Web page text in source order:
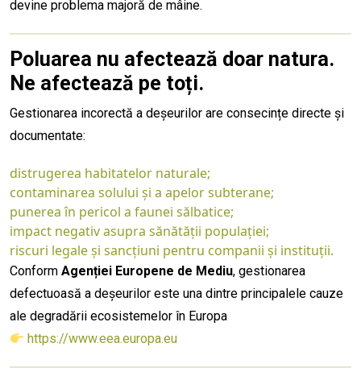
devine problema majoră de mâine.
Poluarea nu afectează doar natura.
Ne afectează pe toți.
Gestionarea incorectă a deșeurilor are consecințe directe și
documentate:
distrugerea habitatelor naturale;
contaminarea solului și a apelor subterane;
punerea în pericol a faunei sălbatice;
impact negativ asupra sănătății populației;
riscuri legale și sancțiuni pentru companii și instituții.
Conform Agenției Europene de Mediu, gestionarea
defectuoasă a deșeurilor este una dintre principalele cauze
ale degradării ecosistemelor în Europa
https://www.eea.europa.eu